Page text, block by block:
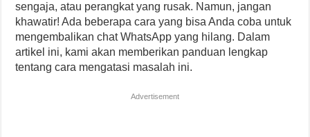
sengaja, atau perangkat yang rusak. Namun, jangan
khawatir! Ada beberapa cara yang bisa Anda coba untuk
mengembalikan chat WhatsApp yang hilang. Dalam
artikel ini, kami akan memberikan panduan lengkap
tentang cara mengatasi masalah ini.
Advertisement